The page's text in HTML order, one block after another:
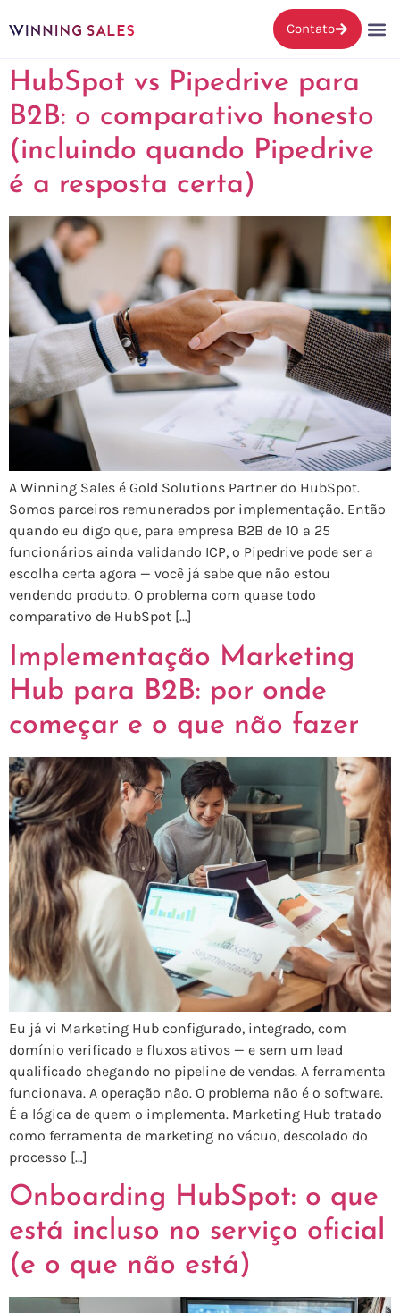
Contato
HubSpot vs Pipedrive para
B2B: o comparativo honesto
(incluindo quando Pipedrive
é a resposta certa)
A Winning Sales é Gold Solutions Partner do HubSpot.
Somos parceiros remunerados por implementação. Então
quando eu digo que, para empresa B2B de 10 a 25
funcionários ainda validando ICP, o Pipedrive pode ser a
escolha certa agora — você já sabe que não estou
vendendo produto. O problema com quase todo
comparativo de HubSpot […]
Implementação Marketing
Hub para B2B: por onde
começar e o que não fazer
Eu já vi Marketing Hub configurado, integrado, com
domínio verificado e fluxos ativos — e sem um lead
qualificado chegando no pipeline de vendas. A ferramenta
funcionava. A operação não. O problema não é o software.
É a lógica de quem o implementa. Marketing Hub tratado
como ferramenta de marketing no vácuo, descolado do
processo […]
Onboarding HubSpot: o que
está incluso no serviço oficial
(e o que não está)